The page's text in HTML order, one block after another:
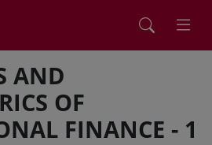
AND
OF
FINANCE - 1